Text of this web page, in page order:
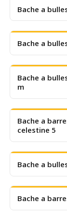
Bache a
Bache a
Bache a
m
Bache a
celestine 5
Bache a
Bache a